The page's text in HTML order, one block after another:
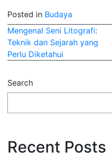
Posted in Budaya
Post
navigation
Mengenal Seni Litografi:
Teknik dan Sejarah yang
Perlu Diketahui
Search
Recent Posts